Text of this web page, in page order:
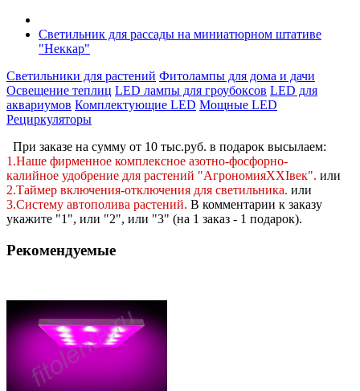
Светильник для рассады на миниатюрном штативе
"Неккар"
Светильники для растений Фитолампы для дома и дачи
Освещение теплиц LED лампы для гроубоксов LED для
аквариумов Комплектующие LED Мощные LED
Рециркуляторы
При заказе на сумму от 10 тыс.руб. в подарок высылаем:
1.Наше фирменное комплексное азотно-фосфорно-
калийное удобрение для растений "АгрономияXXIвек". или
2.Таймер включения-отключения для светильника. или
3.Систему автополива растений. В комментарии к заказу
укажите "1", или "2", или "3" (на 1 заказ - 1 подарок).
Рекомендуемые